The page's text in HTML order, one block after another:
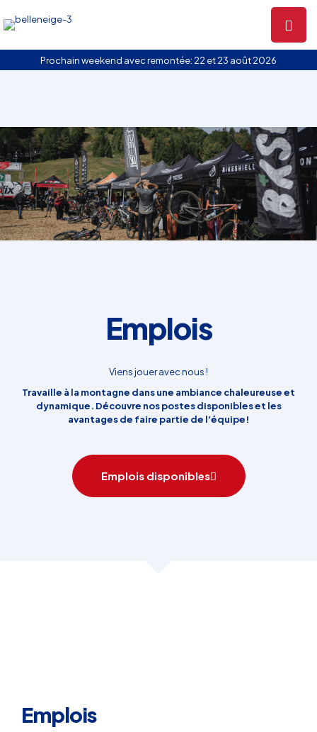
Prochain weekend avec remontée: 22 et 23 août 2026
Emplois
Viens jouer avec nous !
Travaille à la montagne dans une ambiance chaleureuse et
dynamique. Découvre nos postes disponibles et les
avantages de faire partie de l'équipe!
Emplois disponibles
Emplois